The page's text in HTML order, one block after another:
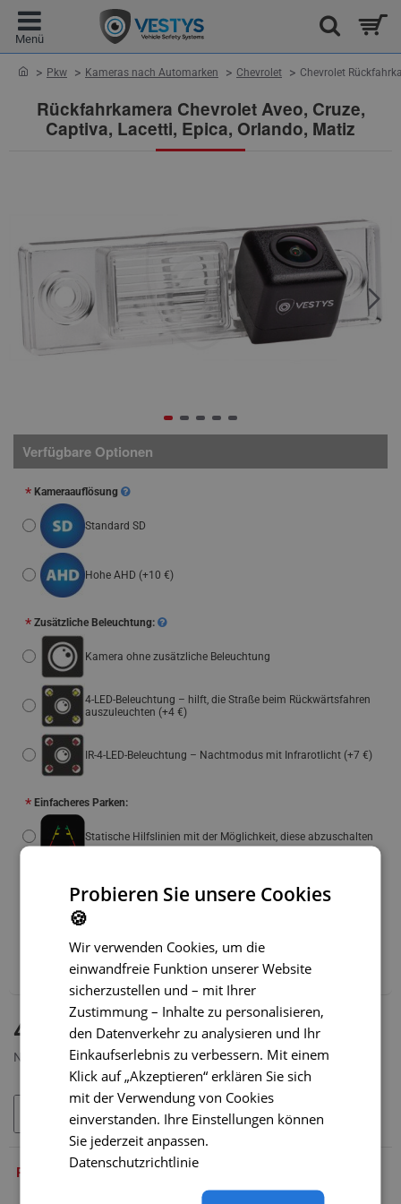
Rückfahrkamera Chevrolet Aveo, Cruze,
Captiva, Lacetti, Epica, Orlando, Matiz
homePkw Kameras nach Automarken Chevrolet Chevrolet
41,99 €
Netto 34,99 €
AUF LAGER
MODELL: SC-006-O
Verfügbare Optionen
Kameraauflösung
Standard SD
Hohe AHD (+10 €)
Zusätzliche Beleuchtung:
Kamera ohne zusätzliche Beleuchtung
4-LED-Beleuchtung – hilft, die Straße beim Rückwärtsfahren
auszuleuchten (+4 €)
IR-4-LED-Beleuchtung – Nachtmodus mit Infrarotlicht (+7 €)
Einfacheres Parken:
Statische Hilfslinien mit der Möglichkeit, diese abzuschalten
Dynamische Hilfslinien
(+39 €)
IN DEN WARENKORB
PRODUKTBESCHREIBUNG
Probieren Sie unsere Cookies
🍪
Wir verwenden Cookies, um die
einwandfreie Funktion unserer Website
sicherzustellen und – mit Ihrer
Zustimmung – Inhalte zu personalisieren,
den Datenverkehr zu analysieren und Ihr
Einkaufserlebnis zu verbessern. Mit einem
Klick auf „Akzeptieren“ erklären Sie sich
mit der Verwendung von Cookies
einverstanden. Ihre Einstellungen können
Sie jederzeit anpassen.
Datenschutzrichtlinie